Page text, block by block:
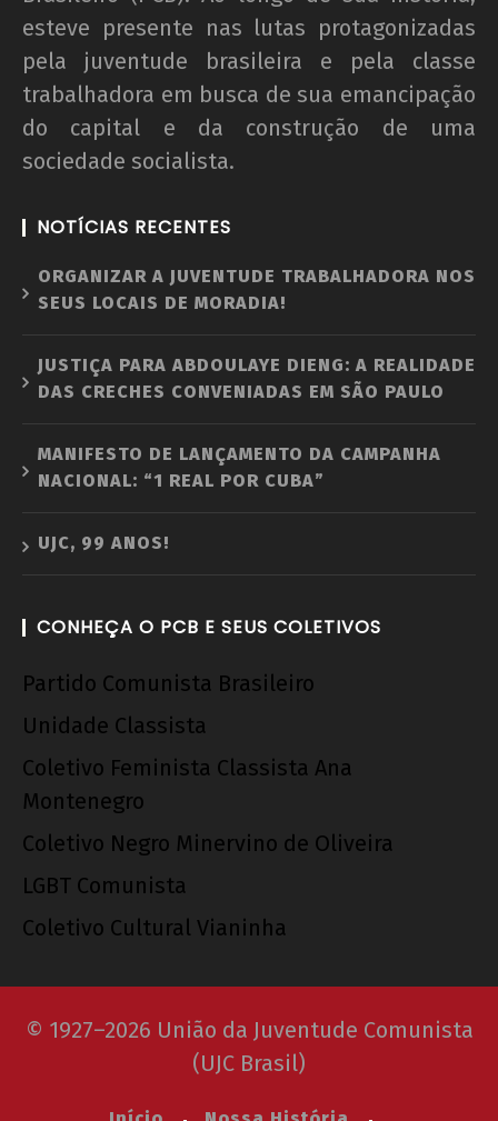
esteve presente nas lutas protagonizadas
pela juventude brasileira e pela classe
trabalhadora em busca de sua emancipação
do capital e da construção de uma
sociedade socialista.
NOTÍCIAS RECENTES
ORGANIZAR A JUVENTUDE TRABALHADORA NOS
SEUS LOCAIS DE MORADIA!
JUSTIÇA PARA ABDOULAYE DIENG: A REALIDADE
DAS CRECHES CONVENIADAS EM SÃO PAULO
MANIFESTO DE LANÇAMENTO DA CAMPANHA
NACIONAL: “1 REAL POR CUBA”
UJC, 99 ANOS!
CONHEÇA O PCB E SEUS COLETIVOS
Partido Comunista Brasileiro
Unidade Classista
Coletivo Feminista Classista Ana
Montenegro
Coletivo Negro Minervino de Oliveira
LGBT Comunista
Coletivo Cultural Vianinha
© 1927–2026 União da Juventude Comunista
(UJC Brasil)